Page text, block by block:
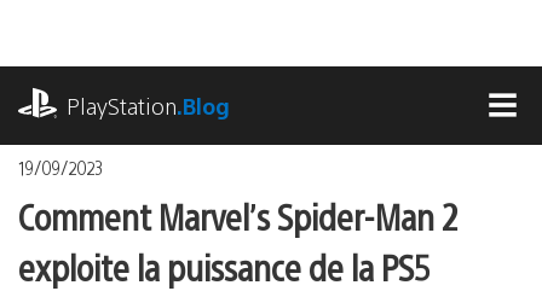
contenu
PlayStation.Blog
19/09/2023
Comment Marvel’s Spider-Man 2
exploite la puissance de la PS5